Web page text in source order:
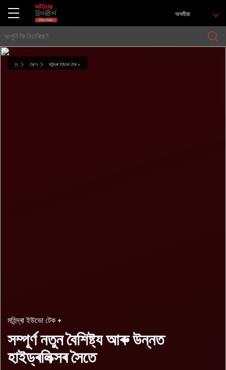
অসমীয়া
গৃহ ট্ৰেক্টৰ মহিন্দ্ৰা ইউভো টেক +
মহিন্দ্ৰা ইউভো টেক +
সম্পূৰ্ণ নতুন বৈশিষ্ট্য আৰুউন্নত
হাইড্ৰলিক্সৰ সৈতে